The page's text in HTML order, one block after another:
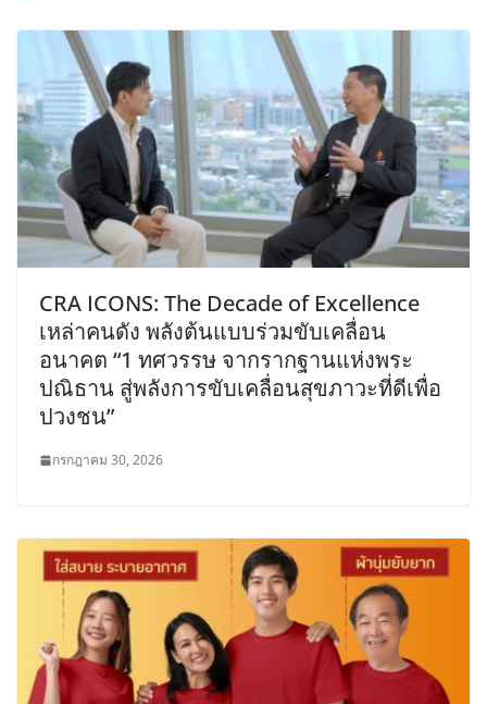
CRA ICONS: The Decade of Excellence
เหล่าคนดัง พลังต้นแบบร่วมขับเคลื่อน
อนาคต “1 ทศวรรษ จากรากฐานแห่งพระ
ปณิธาน สู่พลังการขับเคลื่อนสุขภาวะที่ดีเพื่อ
ปวงชน”
กรกฎาคม 30, 2026